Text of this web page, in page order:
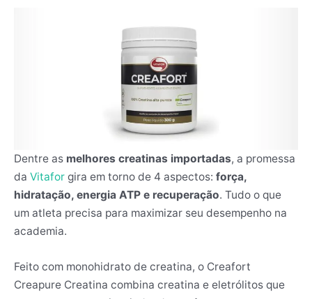
Dentre as melhores creatinas importadas, a promessa
da Vitafor gira em torno de 4 aspectos: força,
hidratação, energia ATP e recuperação. Tudo o que
um atleta precisa para maximizar seu desempenho na
academia.
Feito com monohidrato de creatina, o Creafort
Creapure Creatina combina creatina e eletrólitos que